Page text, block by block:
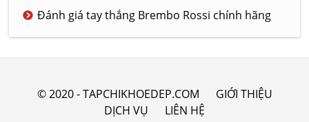
Đánh giá tay thắng Brembo Rossi chính hãng
© 2020 - TAPCHIKHOEDEP.COM
GIỚI THIỆU
DỊCH VỤ
LIÊN HỆ